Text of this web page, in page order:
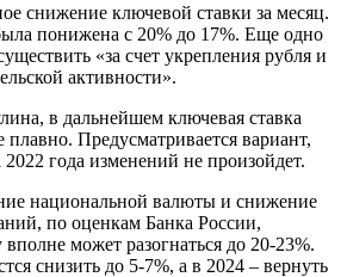
снижение ключевой ставки за месяц.
понижена с 20% до 17%. Еще одно
«за счет укрепления рубля и
активности».
в дальнейшем ключевая ставка
плавно. Предусматривается вариант,
года изменений не произойдет.
национальной валюты и снижение
по оценкам Банка России,
может разогнаться до 20-23%.
снизить до 5-7%, а в 2024 – вернуть